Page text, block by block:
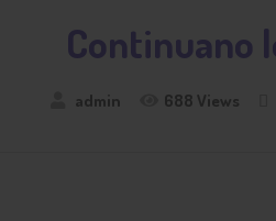
Continuano
admin 688 Views